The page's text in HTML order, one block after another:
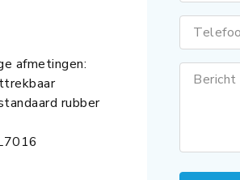
afmetingen:
rubber
Bericht